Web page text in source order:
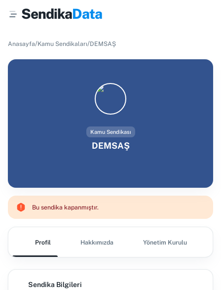
SendikaData
Anasayfa/Kamu Sendikaları/DEMSAŞ
Kamu Sendikası
DEMSAŞ
Bu sendika kapanmıştır.
Profil Hakkımızda Yönetim Kurulu
Sendika Bilgileri